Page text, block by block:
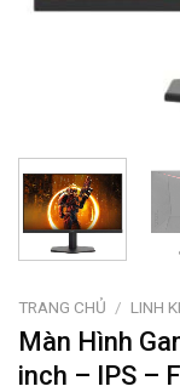
TRANG CHỦ / LINH
Màn Hình
inch – IPS –